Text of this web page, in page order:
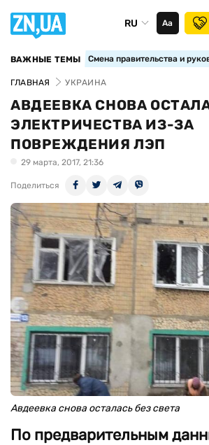
RU Аа
ВАЖНЫЕ ТЕМЫ Смена правительства и
ГЛАВНАЯ УКРАИНА
АВДЕЕВКА СНОВА
ЭЛЕКТРИЧЕСТВА ИЗ-ЗА
ПОВРЕЖДЕНИЯ ЛЭП
29 марта, 2017, 21:36
Поделиться
Авдеевка снова осталась без света
По предварительным